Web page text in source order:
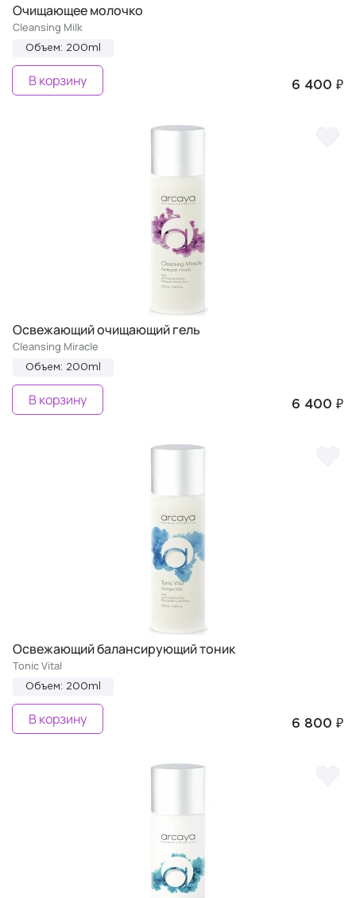
Oчищающее молочко
Cleansing Milk
Объем: 200ml
6 400 ₽
В корзину
Освежающий очищающий гель
Cleansing Miracle
Объем: 200ml
6 400 ₽
В корзину
Освежающий балансирующий тоник
Tonic Vital
Объем: 200ml
6 800 ₽
В корзину